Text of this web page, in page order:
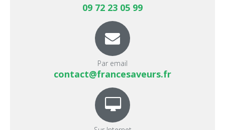
09 72 23 05 99
Par email
contact@francesaveurs.fr